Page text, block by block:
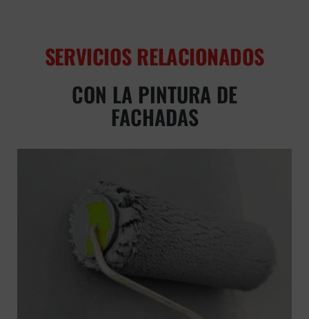
SERVICIOS RELACIONADOS
CON LA PINTURA DE
FACHADAS